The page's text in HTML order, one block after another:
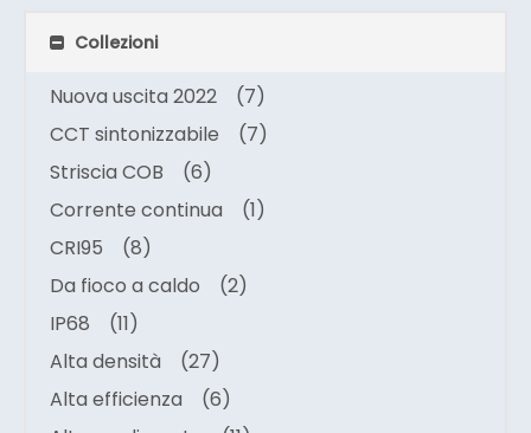
Collezioni
Nuova uscita 2022
(7)
CCT sintonizzabile
(7)
Striscia COB
(6)
Corrente continua
(1)
CRI95
(8)
Da fioco a caldo
(2)
IP68
(11)
Alta densità
(27)
Alta efficienza
(6)